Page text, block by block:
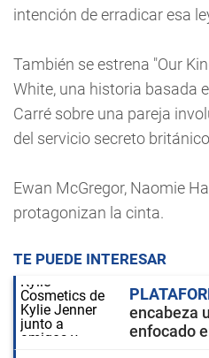
intención de erradicar esa
También se estrena "Our
White, una historia basada
Carré sobre una pareja
del servicio secreto
Ewan McGregor, Naomie
protagonizan la cinta.
TE PUEDE INTERESAR
encabeza
enfocado